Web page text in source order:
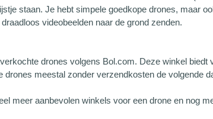
staan. Je hebt simpele goedkope drones, maar
videobeelden naar de grond zenden.
drones volgens Bol.com. Deze winkel biedt
drones meestal zonder verzendkosten de volgende
meer aanbevolen winkels voor een drone en nog